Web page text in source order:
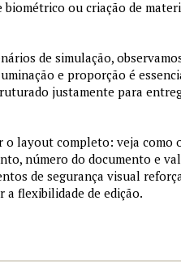
ou criação de
de simulação,
e proporção é
justamente para
layout completo: veja como
número do documento e
de segurança visual
a flexibilidade de edição.